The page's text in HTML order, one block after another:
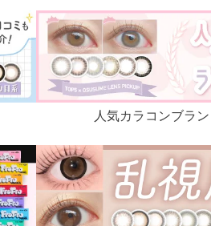
人気カラコンブラ